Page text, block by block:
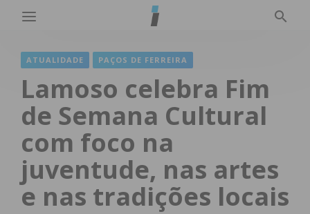
ATUALIDADE PAÇOS DE FERREIRA
Lamoso celebra Fim
de Semana Cultural
com foco na
juventude, nas artes
e nas tradições locais